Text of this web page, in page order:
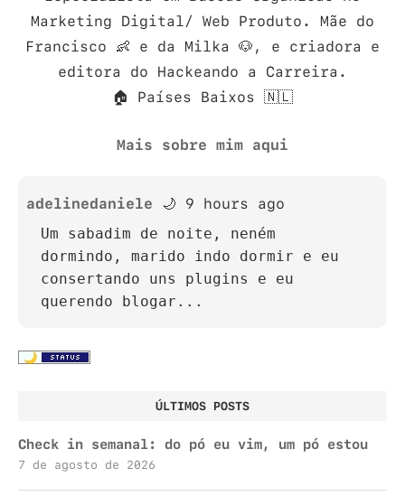
Marketing Digital/ Web Produto. Mãe do
Francisco 👶 e da Milka 🐶, e criadora e
editora do Hackeando a Carreira.
🏠 Países Baixos 🇳🇱
Mais sobre mim aqui
adelinedaniele 🌙 9 hours ago
Um sabadim de noite, neném
dormindo, marido indo dormir e eu
consertando uns plugins e eu
querendo blogar...
ÚLTIMOS POSTS
Check in semanal: do pó eu vim, um pó estou
7 de agosto de 2026